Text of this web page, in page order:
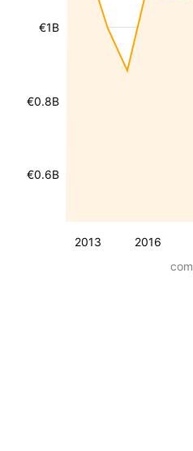
2013 2016
€0.6B
€0.8B
€1B